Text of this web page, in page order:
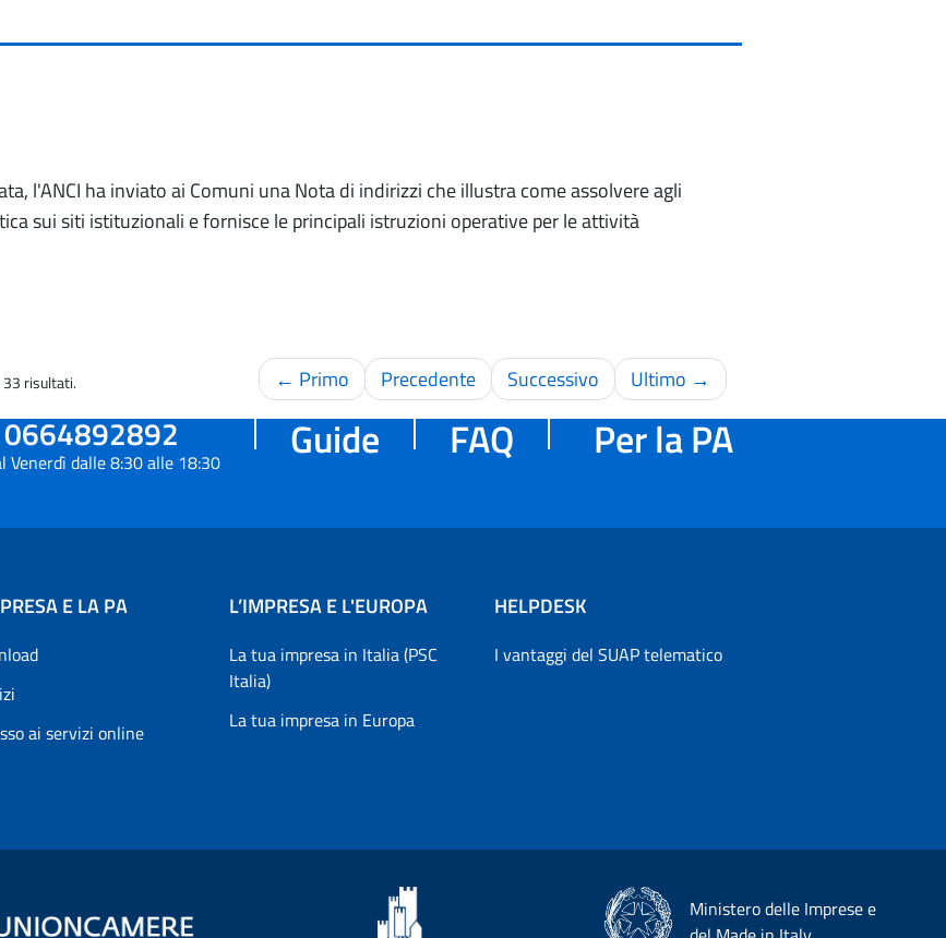
l'ANCI ha inviato ai Comuni una Nota di indirizzi che illustra come assolvere agli
sui siti istituzionali e fornisce le principali istruzioni operative per le attività
risultati. ← Primo Precedente Successivo Ultimo →
0664892892
Venerdì dalle 8:30 alle 18:30 Guide FAQ Per la PA
E LA PA
ai servizi online
L’IMPRESA E L'EUROPA
La tua impresa in Italia (PSC
Italia)
La tua impresa in Europa
HELPDESK
I vantaggi del SUAP telematico
Ministero delle Imprese e